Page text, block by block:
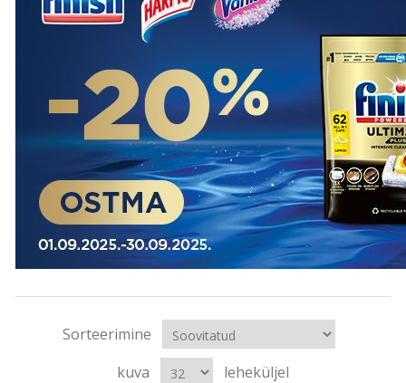
Sorteerimine
kuva
leheküljel